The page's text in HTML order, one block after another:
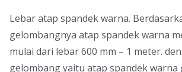
Lebar atap spandek warna.
gelombangnya atap spandek warna
mulai dari lebar 600 mm – 1 meter.
gelombang yaitu atap spandek warna